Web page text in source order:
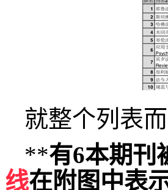
就整个列表
**有6本期刊
线在附图中表